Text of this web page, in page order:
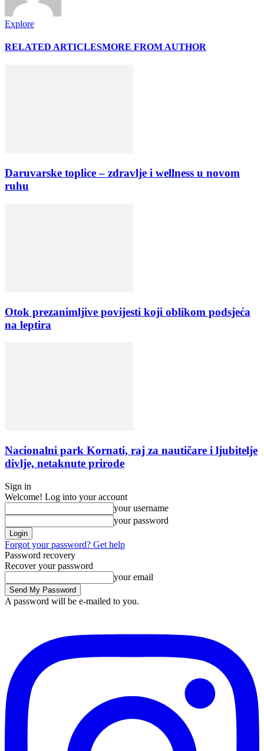
Explore
RELATED ARTICLESMORE FROM AUTHOR
Daruvarske toplice – zdravlje i wellness u novom
ruhu
Otok prezanimljive povijesti koji oblikom podsjeća
na leptira
Nacionalni park Kornati, raj za nautičare i ljubitelje
divlje, netaknute prirode
Sign in
Welcome! Log into your account
your username
your password
Forgot your password? Get help
Password recovery
Recover your password
your email
A password will be e-mailed to you.